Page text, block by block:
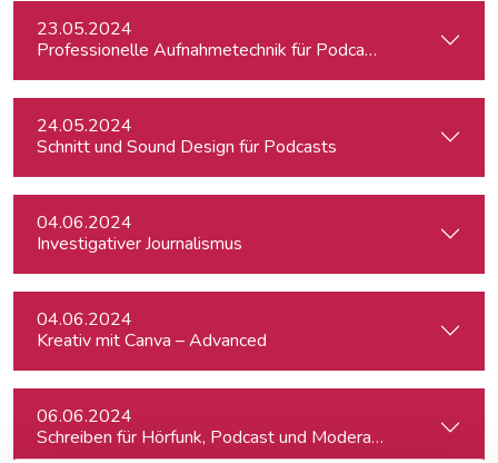
23.05.2024
Professionelle Aufnahmetechnik für Podcasts
24.05.2024
Schnitt und Sound Design für Podcasts
04.06.2024
Investigativer Journalismus
04.06.2024
Kreativ mit Canva – Advanced
06.06.2024
Schreiben für Hörfunk, Podcast und Moderation